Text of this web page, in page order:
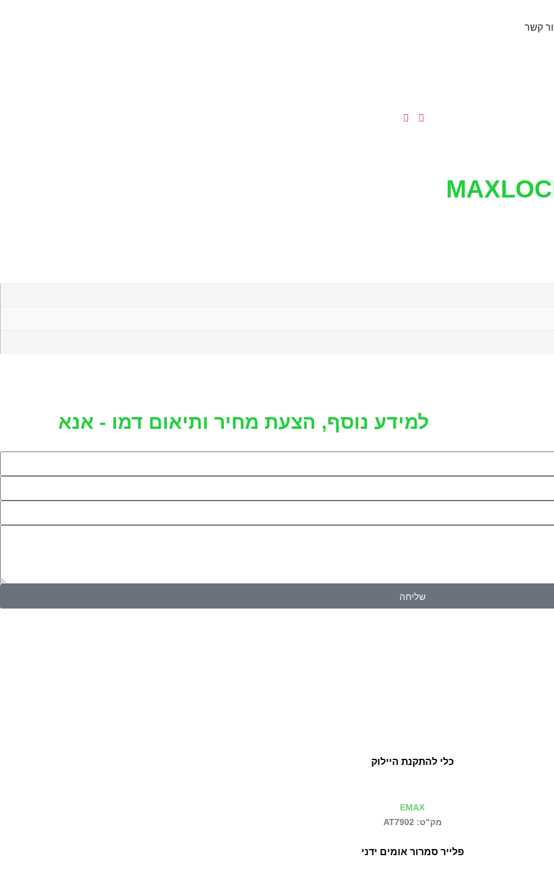
קשר
למידע נוסף, הצעת מחיר ותיאום דמו - אנא
שליחה
כלי להתקנת היילוק
EMAX
מק"ט: AT7902
פלייר סמרור אומים ידני